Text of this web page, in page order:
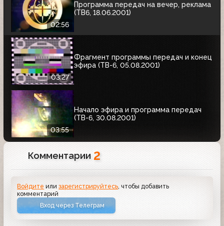
02:56
Программа передач на вечер, реклама
(ТВ6, 18.06.2001)
03:27
Фрагмент программы передач и конец
эфира (ТВ-6, 05.08.2001)
03:55
Начало эфира и программа передач
(ТВ-6, 30.08.2001)
Комментарии 2
Войдите илизарегистрируйтесь , чтобы добавить
комментарий
Вход через Телеграм